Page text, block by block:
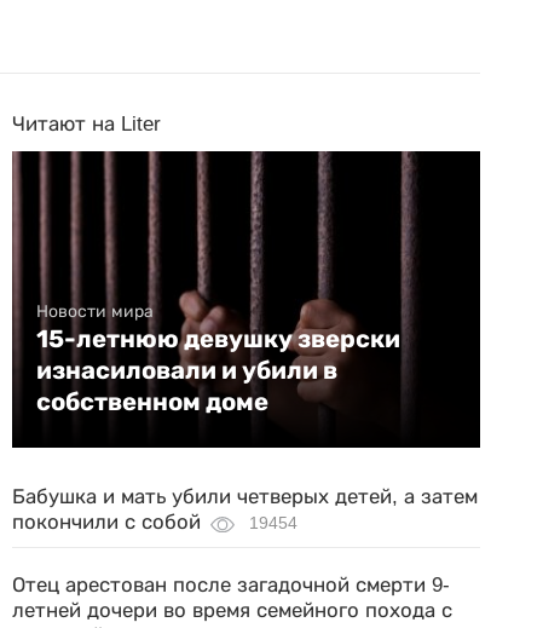
Читают на Liter
Новости мира
15-летнюю девушку зверски
изнасиловали и убили в
собственном доме
Бабушка и мать убили четверых детей, а затем
покончили с собой
19454
Отец арестован после загадочной смерти 9-
летней дочери во время семейного похода с